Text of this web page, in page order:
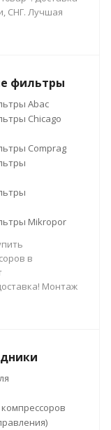
СНГ. Лучшая
фильтры
Abac
Chicago
Comprag
Mikropor
в
Монтаж